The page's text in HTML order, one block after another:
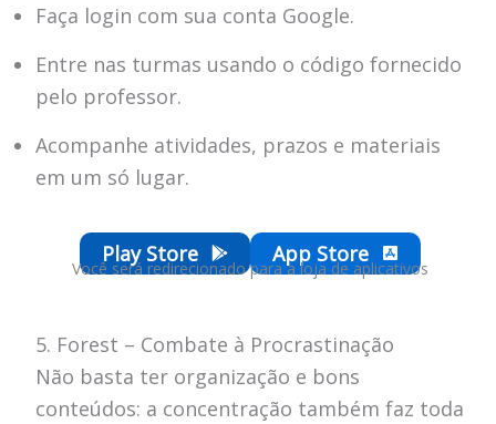
Faça login com sua conta Google.
Entre nas turmas usando o código fornecido
pelo professor.
Acompanhe atividades, prazos e materiais
em um só lugar.
Play Store App Store
Você será redirecionado para a loja de aplicativos
5. Forest – Combate à Procrastinação
Não basta ter organização e bons
conteúdos: a concentração também faz toda